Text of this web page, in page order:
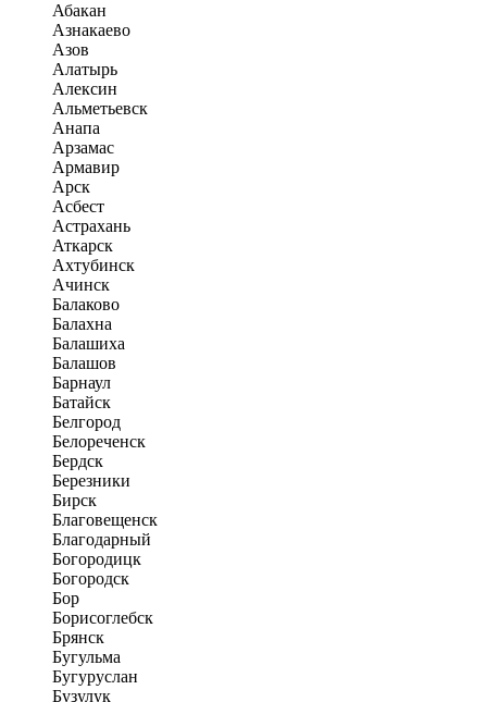
Абакан
Азнакаево
Азов
Алатырь
Алексин
Альметьевск
Анапа
Арзамас
Армавир
Арск
Асбест
Астрахань
Аткарск
Ахтубинск
Ачинск
Балаково
Балахна
Балашиха
Балашов
Барнаул
Батайск
Белгород
Белореченск
Бердск
Березники
Бирск
Благовещенск
Благодарный
Богородицк
Богородск
Бор
Борисоглебск
Брянск
Бугульма
Бугуруслан
Бузулук